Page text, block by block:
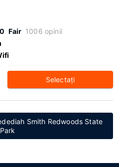
Fair 1006 opinii
Selectaţi
Smith Redwoods State
Park